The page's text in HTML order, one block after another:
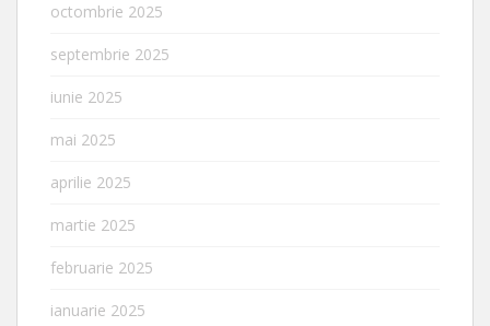
octombrie 2025
septembrie 2025
iunie 2025
mai 2025
aprilie 2025
martie 2025
februarie 2025
ianuarie 2025